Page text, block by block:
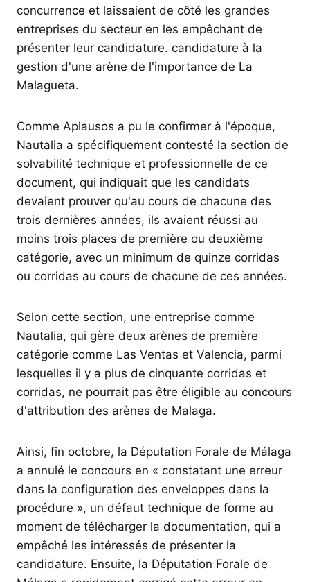
concurrence et laissaient de côté les grandes
entreprises du secteur en les empêchant de
présenter leur candidature. candidature à la
gestion d'une arène de l'importance de La
Malagueta.
Comme Aplausos a pu le confirmer à l'époque,
Nautalia a spécifiquement contesté la section de
solvabilité technique et professionnelle de ce
document, qui indiquait que les candidats
devaient prouver qu'au cours de chacune des
trois dernières années, ils avaient réussi au
moins trois places de première ou deuxième
catégorie, avec un minimum de quinze corridas
ou corridas au cours de chacune de ces années.
Selon cette section, une entreprise comme
Nautalia, qui gère deux arènes de première
catégorie comme Las Ventas et Valencia, parmi
lesquelles il y a plus de cinquante corridas et
corridas, ne pourrait pas être éligible au concours
d'attribution des arènes de Malaga.
Ainsi, fin octobre, la Députation Forale de Málaga
a annulé le concours en « constatant une erreur
dans la configuration des enveloppes dans la
procédure », un défaut technique de forme au
moment de télécharger la documentation, qui a
empêché les intéressés de présenter la
candidature. Ensuite, la Députation Forale de